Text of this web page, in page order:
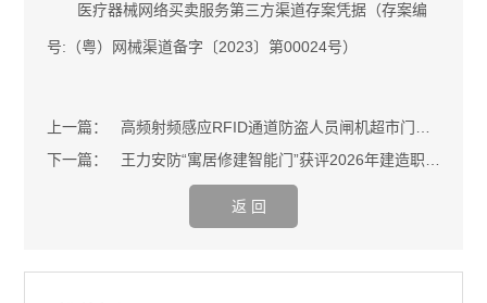
医疗器械网络买卖服务第三方渠道存案凭据（存案编
号:（粤）网械渠道备字〔2023〕第00024号）
上一篇：
下一篇：
返 回